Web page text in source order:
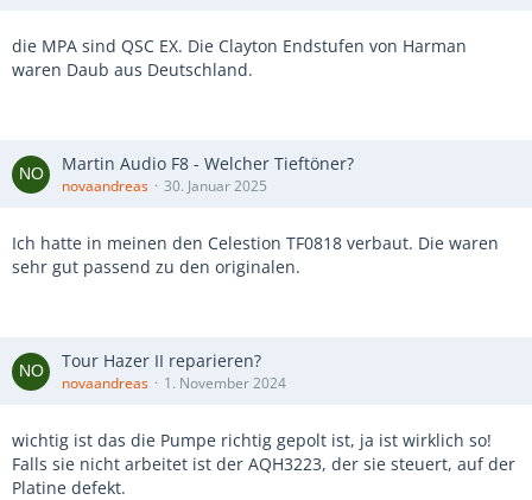
die MPA sind QSC EX. Die Clayton Endstufen von Harman
waren Daub aus Deutschland.
Martin Audio F8 - Welcher Tieftöner?
novaandreas 30. Januar 2025
Ich hatte in meinen den Celestion TF0818 verbaut. Die waren
sehr gut passend zu den originalen.
Tour Hazer II reparieren?
novaandreas 1. November 2024
wichtig ist das die Pumpe richtig gepolt ist, ja ist wirklich so!
Falls sie nicht arbeitet ist der AQH3223, der sie steuert, auf der
Platine defekt.